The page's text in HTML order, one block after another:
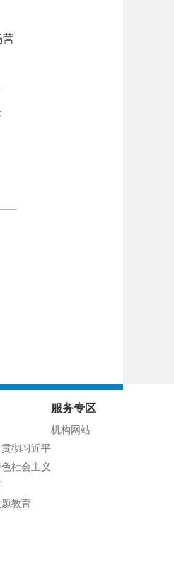
营
彻习近平
社会主义
教育
服务专区
机构网站